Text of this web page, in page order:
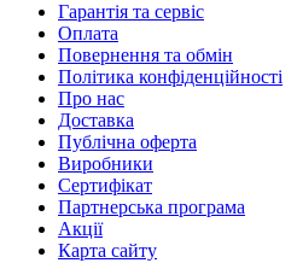
Гарантія та сервіс
Оплата
Повернення та обмін
Політика конфіденційності
Про нас
Доставка
Публічна оферта
Виробники
Сертифікат
Партнерська програма
Акції
Карта сайту